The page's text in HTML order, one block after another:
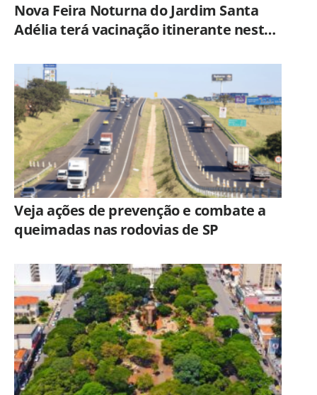
Nova Feira Noturna do Jardim Santa
Adélia terá vacinação itinerante nesta
Veja ações de prevenção e combate a
queimadas nas rodovias de SP